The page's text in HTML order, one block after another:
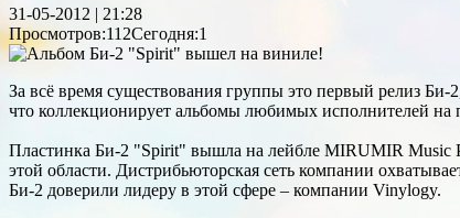
31-05-2012 | 21:28
Просмотров:112Сегодня:1
За всё время существования группы это первый релиз
что коллекционирует альбомы любимых исполнителей на
Пластинка Би-2 "Spirit" вышла на лейбле MIRUMIR Music
этой области. Дистрибьюторская сеть компании
Би-2 доверили лидеру в этой сфере – компании Vinylogy.